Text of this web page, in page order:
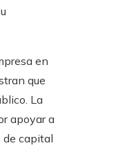
en
que
La
apoyar a
de capital